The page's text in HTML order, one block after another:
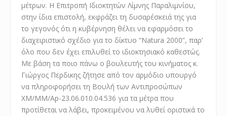
μέτρων. Η Επιτροπή Ιδιοκτητών Λίμνης Παραλιμνίου,
στην ίδια επιστολή, εκφράζει τη δυσαρέσκειά της για
το γεγονός ότι η κυβέρνηση θέλει να εφαρμόσει το
διαχειριστικό σχέδιο για το δίκτυο “Natura 2000”, παρ’
όλο που δεν έχει επιλυθεί το ιδιοκτησιακό καθεστώς.
Με βάση τα ποιο πάνω ο βουλευτής του κινήματος κ.
Γιώργος Περδικης ζήτησε από τον αρμόδιο υπουργό
να πληροφορήσει τη Βουλή των Αντιπροσώπων
XM/MM/Ap-23.06.010.04.536 για τα μέτρα που
προτίθεται να λάβει, προκειμένου να λυθεί οριστικά το